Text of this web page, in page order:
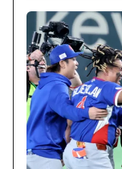
交媒体正式宣布签
人。据体育专业媒
0 万欧元年薪及
0 万欧元（约 280
的额外奖金。 肖
名义下销售的俱乐
佣金为支付给萨拉
来一直是世界顶级
级联赛（EPL）最
在 2018~2019 赛